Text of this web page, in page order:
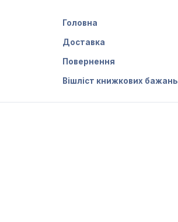
Головна
Доставка
Повернення
Вішліст книжкових бажань